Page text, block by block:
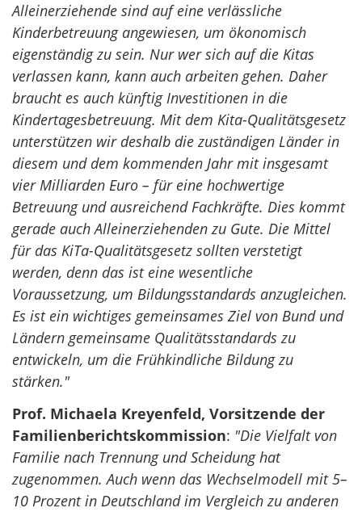
Alleinerziehende sind auf eine verlässliche
Kinderbetreuung angewiesen, um ökonomisch
eigenständig zu sein. Nur wer sich auf die Kitas
verlassen kann, kann auch arbeiten gehen. Daher
braucht es auch künftig Investitionen in die
Kindertagesbetreuung. Mit dem Kita-Qualitätsgesetz
unterstützen wir deshalb die zuständigen Länder in
diesem und dem kommenden Jahr mit insgesamt
vier Milliarden Euro – für eine hochwertige
Betreuung und ausreichend Fachkräfte. Dies kommt
gerade auch Alleinerziehenden zu Gute. Die Mittel
für das KiTa-Qualitätsgesetz sollten verstetigt
werden, denn das ist eine wesentliche
Voraussetzung, um Bildungsstandards anzugleichen.
Es ist ein wichtiges gemeinsames Ziel von Bund und
Ländern gemeinsame Qualitätsstandards zu
entwickeln, um die Frühkindliche Bildung zu
stärken."
Prof. Michaela Kreyenfeld, Vorsitzende der
Familienberichtskommission: "Die Vielfalt von
Familie nach Trennung und Scheidung hat
zugenommen. Auch wenn das Wechselmodell mit 5–
10 Prozent in Deutschland im Vergleich zu anderen